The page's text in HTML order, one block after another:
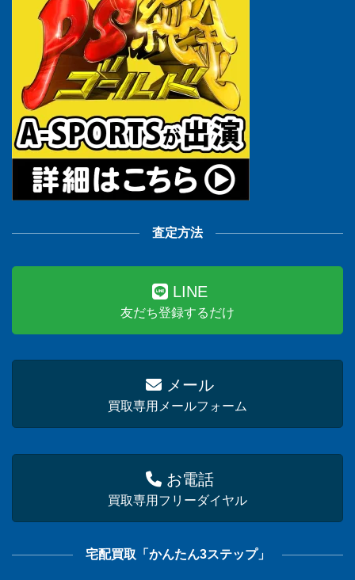
査定方法
LINE
友だち登録するだけ
メール
買取専用メールフォーム
お電話
買取専用フリーダイヤル
宅配買取「かんたん3ステップ」